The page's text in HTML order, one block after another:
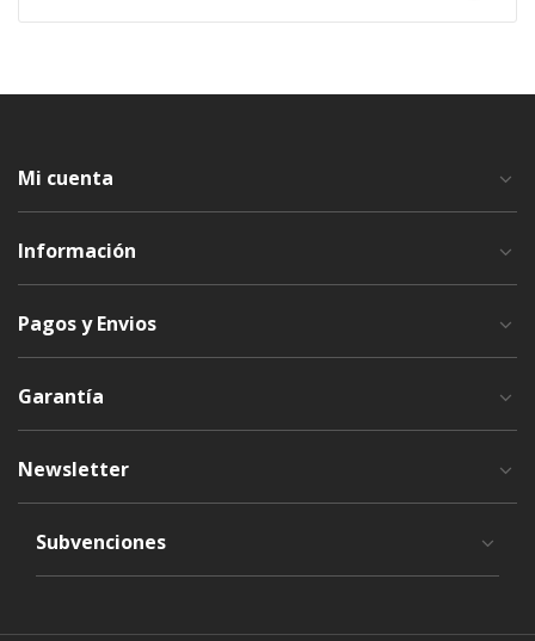
Mi cuenta
Información
Pagos y Envios
Garantía
Newsletter
Subvenciones